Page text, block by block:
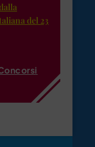
del 23